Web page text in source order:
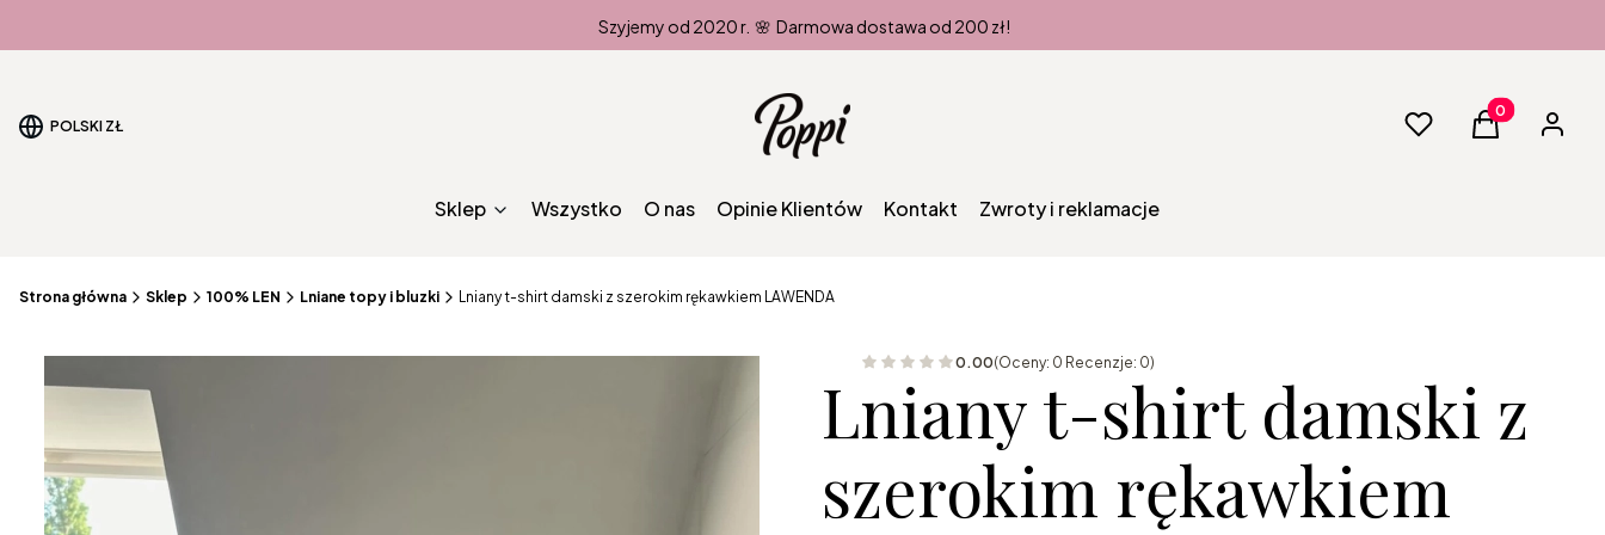
Szyjemy od 2020 r. 🌸 Darmowa dostawa od 200 zł!
POLSKI ZŁ UlubioneProdukty w
Koszyk
Sklep Wszystko O nas Opinie Klientów Kontakt Zwroty i reklamacje
Strona główna Sklep 100% LEN Lniane topy i bluzki Lniany t-shirt damski z szerokim rękawkiem LAWENDA
0.00(Oceny: 0 Recenzje: 0)
Lniany t-shirt damski z
szerokim rękawkiem